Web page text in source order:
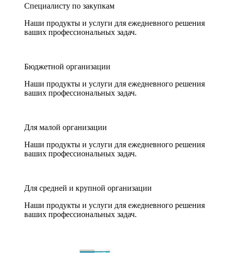
Специалисту по закупкам
Наши продукты и услуги для ежедневного решения
ваших профессиональных задач.
Бюджетной организации
Наши продукты и услуги для ежедневного решения
ваших профессиональных задач.
Для малой организации
Наши продукты и услуги для ежедневного решения
ваших профессиональных задач.
Для средней и крупной организации
Наши продукты и услуги для ежедневного решения
ваших профессиональных задач.